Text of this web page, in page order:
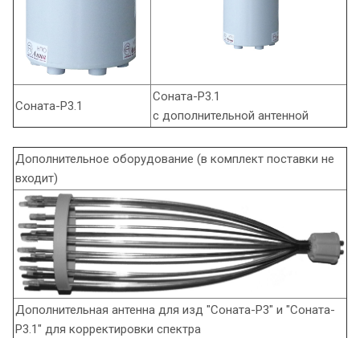
Соната-Р3.1
Соната-Р3.1
с дополнительной антенной
Дополнительное оборудование (в комплект поставки не
входит)
Дополнительная антенна для изд "Соната-Р3" и "Соната-
Р3.1" для корректировки спектра